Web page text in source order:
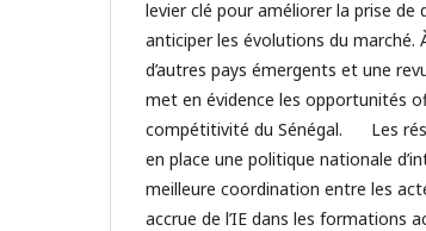
levier clé pour améliorer la prise de
anticiper les évolutions du marché.
d’autres pays émergents et une
met en évidence les opportunités
compétitivité du Sénégal. Les
en place une politique nationale
meilleure coordination entre les
accrue de l’IE dans les formations